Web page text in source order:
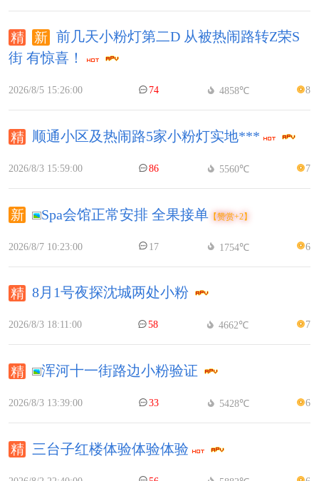
前几天小粉灯第二D 从被热闹路转Z荣S
街 有惊喜！
2026/8/5 15:26:00 74 4858℃ 8
顺通小区及热闹路5家小粉灯实地***
2026/8/3 15:59:00 86 5560℃ 7
Spa会馆正常安排 全果接单 【赞赏+2】
2026/8/7 10:23:00 17 1754℃ 6
8月1号夜探沈城两处小粉
2026/8/3 18:11:00 58 4662℃ 7
浑河十一街路边小粉验证
2026/8/3 13:39:00 33 5428℃ 6
三台子红楼体验体验体验